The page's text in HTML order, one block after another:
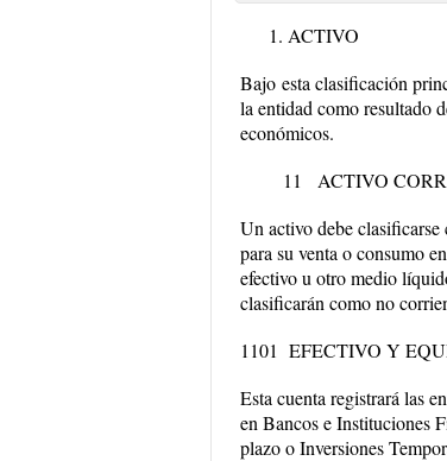
ACTIVO
Bajo esta clasificación
la entidad como resultado
económicos.
11 ACTIVO
Un activo debe clasificarse
para su venta o consumo
efectivo u otro medio
clasificarán como no
1101 EFECTIVO Y
Esta cuenta registrará las
en Bancos e Instituciones
plazo o Inversiones